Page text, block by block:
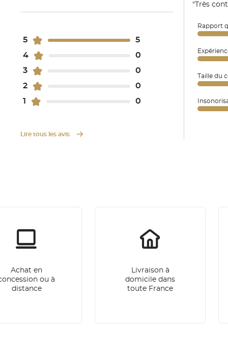
5
5
4
0
3
0
2
0
1
0
Lire tous les avis
"Très
Rapport
Taille du
Achat en
ou à
distance
Livraison à
domicile dans
toute France